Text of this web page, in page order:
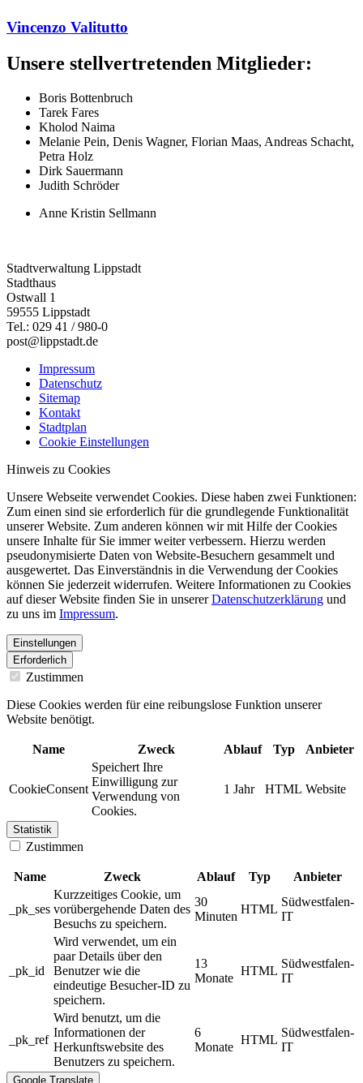
Vincenzo Valitutto
Unsere stellvertretenden Mitglieder:
Boris Bottenbruch
Tarek Fares
Kholod Naima
Melanie Pein, Denis Wagner, Florian Maas, Andreas Schacht,
Petra Holz
Dirk Sauermann
Judith Schröder
Anne Kristin Sellmann
Stadtverwaltung Lippstadt
Stadthaus
Ostwall 1
59555 Lippstadt
Tel.: 029 41 / 980-0
post@lippstadt.de
Impressum
Datenschutz
Sitemap
Kontakt
Stadtplan
Cookie Einstellungen
Hinweis zu Cookies
Unsere Webseite verwendet Cookies. Diese haben zwei Funktionen:
Zum einen sind sie erforderlich für die grundlegende Funktionalität
unserer Website. Zum anderen können wir mit Hilfe der Cookies
unsere Inhalte für Sie immer weiter verbessern. Hierzu werden
pseudonymisierte Daten von Website-Besuchern gesammelt und
ausgewertet. Das Einverständnis in die Verwendung der Cookies
können Sie jederzeit widerrufen. Weitere Informationen zu Cookies
auf dieser Website finden Sie in unsererDatenschutzerklärung und
zu uns im Impressum.
Einstellungen
Erforderlich
Zustimmen
Diese Cookies werden für eine reibungslose Funktion unserer
Website benötigt.
Name Zweck Ablauf Typ Anbieter
CookieConsent
Speichert Ihre
Einwilligung zur
Verwendung von
Cookies.
1 Jahr HTML Website
Statistik
Zustimmen
Name Zweck Ablauf Typ Anbieter
_pk_ses
Kurzzeitiges Cookie, um
vorübergehende Daten des
Besuchs zu speichern.
30
Minuten
HTML
Südwestfalen-
IT
_pk_id
Wird verwendet, um ein
paar Details über den
Benutzer wie die
eindeutige Besucher-ID zu
speichern.
13
Monate
HTML
Südwestfalen-
IT
_pk_ref
Wird benutzt, um die
Informationen der
Herkunftswebsite des
Benutzers zu speichern.
6
Monate
HTML
Südwestfalen-
IT
Google Translate